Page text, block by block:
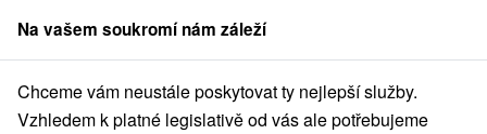
člen skupinySorger
Žilinský kraj Pavčina Lehota Privát Ďurik Pavčina Lehota
Na vašem soukromí nám záleží
Chceme vám neustále poskytovat ty nejlepší služby.
Vzhledem k platné legislativě od vás ale potřebujeme